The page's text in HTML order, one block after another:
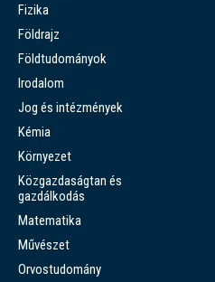
Fizika
Földrajz
Földtudományok
Irodalom
Jog és intézmények
Kémia
Környezet
Közgazdaságtan és
gazdálkodás
Matematika
Művészet
Orvostudomány